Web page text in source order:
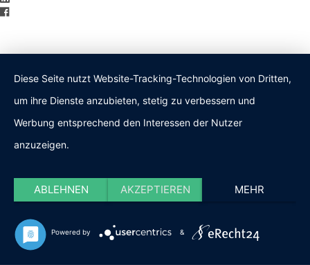
Diese Seite nutzt Website-Tracking-Technologien von Dritten,
um ihre Dienste anzubieten, stetig zu verbessern und
Werbung entsprechend den Interessen der Nutzer
anzuzeigen.
ABLEHNEN AKZEPTIEREN MEHR
Powered by &